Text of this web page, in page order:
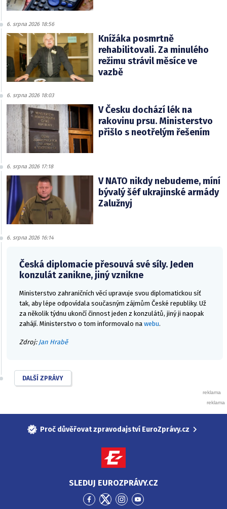
6. srpna 2026 18:56
Knížáka posmrtně
rehabilitovali. Za minulého
režimu strávil měsíce ve
vazbě
6. srpna 2026 18:03
V Česku dochází lék na
rakovinu prsu. Ministerstvo
přišlo s neotřelým řešením
6. srpna 2026 17:18
V NATO nikdy nebudeme, míní
bývalý šéf ukrajinské armády
Zalužnyj
6. srpna 2026 16:14
Česká diplomacie přesouvá své síly. Jeden
konzulát zanikne, jiný vznikne
Ministerstvo zahraničních věcí upravuje svou diplomatickou síť
tak, aby lépe odpovídala současným zájmům České republiky. Už
za několik týdnu ukončí činnost jeden z konzulátů, jiný ji naopak
zahájí. Ministerstvo o tom informovalo na webu.
Zdroj: Jan Hrabě
DALŠÍ ZPRÁVY
Proč důvěřovat zpravodajství EuroZprávy.cz
SLEDUJ EUROZPRÁVY.CZ
PřejítPřejítPřejítPřejít